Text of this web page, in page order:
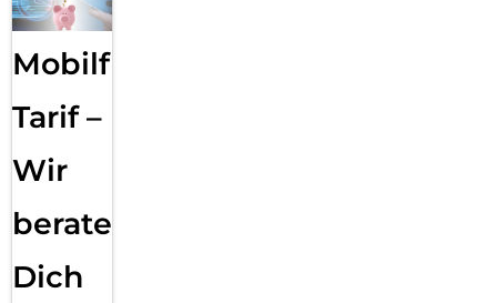
Mobilfunk
Tarif –
Wir
beraten
Dich